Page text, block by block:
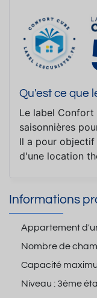
Qu'est ce que
Le label
saisonnières
Il a pour
d'une location
Informations
Appartement
Nombre de
Capacité
Niveau :3ème